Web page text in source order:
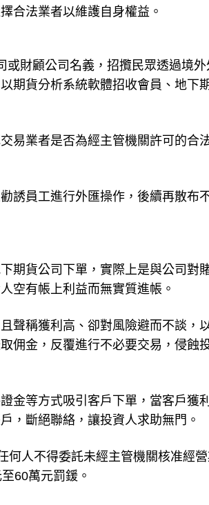
合法業者以維護自身權益。
財顧公司名義，招攬民眾透過境外
期貨分析系統軟體招收會員、地下
易業者是否為經主管機關許可的合
誘員工進行外匯操作，後續再散布
期貨公司下單，實際上是與公司對
空有帳上利益而無實質進帳。
聲稱獲利高、卻對風險避而不談，
佣金，反覆進行不必要交易，侵蝕
金等方式吸引客戶下單，當客戶獲
，斷絕聯絡，讓投資人求助無門。
何人不得委託未經主管機關核准經
60萬元罰鍰。